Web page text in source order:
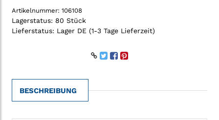
Artikelnummer: 106108
Lagerstatus: 80 Stück
Lieferstatus: Lager DE (1-3 Tage Lieferzeit)
BESCHREIBUNG